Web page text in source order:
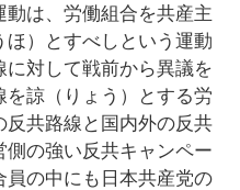
動は、労働組合を共産主
）とすべしという運動
対して戦前から異議を
諒（りょう）とする労
共路線と国内外の反共
の強い反共キャンペー
員の中にも日本共産党の